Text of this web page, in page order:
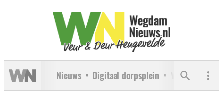
Nieuws Digitaal dorpsplein Verenigingen